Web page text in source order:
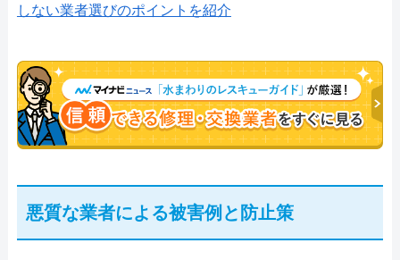
しない業者選びのポイントを紹介
悪質な業者による被害例と防止策